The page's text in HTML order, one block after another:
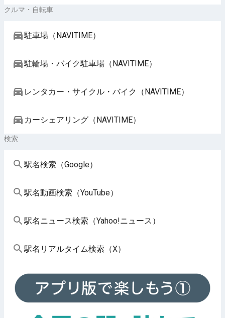
クルマ・自転車
駐車場（NAVITIME）
駐輪場・バイク駐車場（NAVITIME）
レンタカー・サイクル・バイク（NAVITIME）
カーシェアリング（NAVITIME）
検索
駅名検索（Google）
駅名動画検索（YouTube）
駅名ニュース検索（Yahoo!ニュース）
駅名リアルタイム検索（X）